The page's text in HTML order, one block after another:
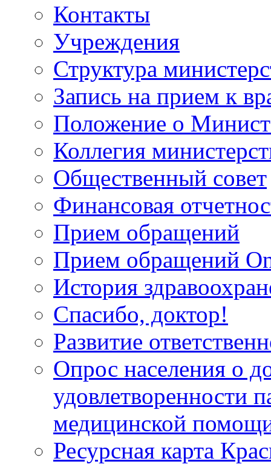
Контакты
Учреждения
Структура
Запись на прием к
Положение о
Коллегия
Общественный совет
Финансовая
Прием обращений
Прием обращений
История
Спасибо, доктор!
Развитие
Опрос населения о
удовлетворенности
медицинской
Ресурсная карта